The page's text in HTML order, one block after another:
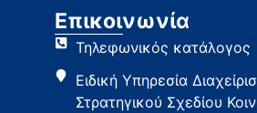
Επικοινωνία
Τηλεφωνικός κατάλογος
Ειδική Υπηρεσία
Στρατηγικού Σχεδίου